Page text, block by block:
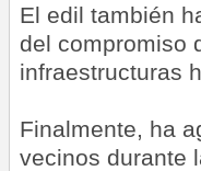
El edil también
del compromiso
infraestructuras
Finalmente, ha
vecinos durante